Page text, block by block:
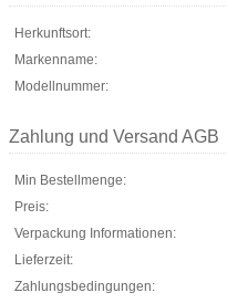
Herkunftsort:
Markenname:
Modellnummer:
Zahlung und Versand AGB
Min Bestellmenge:
Preis:
Verpackung Informationen:
Lieferzeit:
Zahlungsbedingungen: